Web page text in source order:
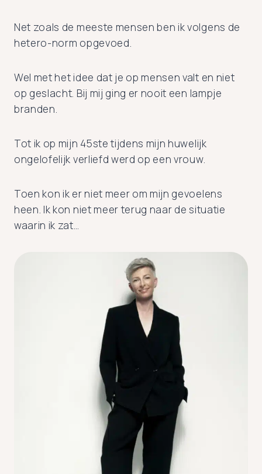
Net zoals de meeste mensen ben ik volgens de
hetero-norm opgevoed.
Wel met het idee dat je op mensen valt en niet
op geslacht. Bij mij ging er nooit een lampje
branden.
Tot ik op mijn 45ste tijdens mijn huwelijk
ongelofelijk verliefd werd op een vrouw.
Toen kon ik er niet meer om mijn gevoelens
heen. Ik kon niet meer terug naar de situatie
waarin ik zat…